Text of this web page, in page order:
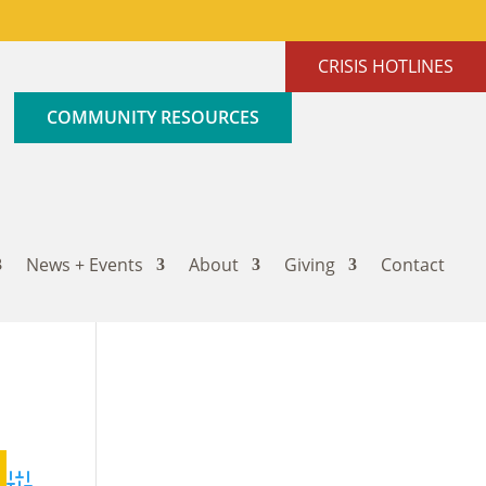
CRISIS HOTLINES
COMMUNITY RESOURCES
News + Events About Giving Contact